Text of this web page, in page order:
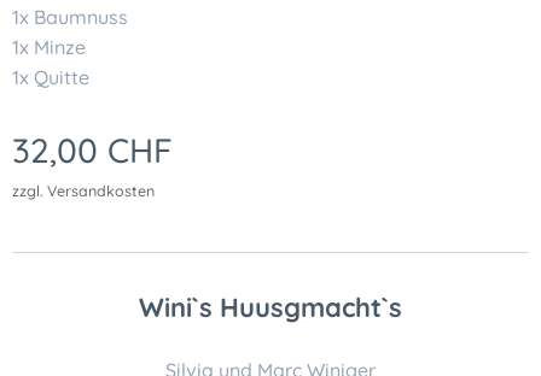
1x Baumnuss
1x Minze
1x Quitte
32,00 CHF
zzgl. Versandkosten
Wini`s Huusgmacht`s
Silvia und Marc Winiger